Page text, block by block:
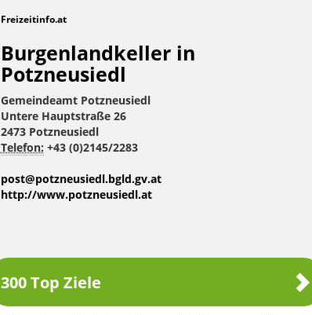
Freizeitinfo.at
Burgenlandkeller in
Potzneusiedl
Gemeindeamt Potzneusiedl
Untere Hauptstraße 26
2473 Potzneusiedl
Telefon: +43 (0)2145/2283
post@potzneusiedl.bgld.gv.at
http://www.potzneusiedl.at
300 Top Ziele